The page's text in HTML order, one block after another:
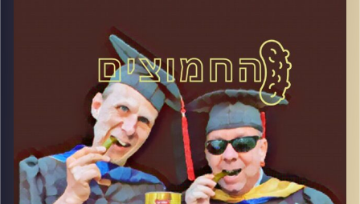
קרדיט תמונות:AudioVersity